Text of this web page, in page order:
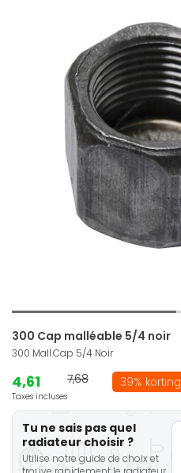
300 Cap malléable 5/4 noir
300 Mall.Cap 5/4 Noir
4,61
Taxes incluses
7,68 39% korting
Tu ne sais pas quel
radiateur choisir ?
Utilise notre guide de choix et